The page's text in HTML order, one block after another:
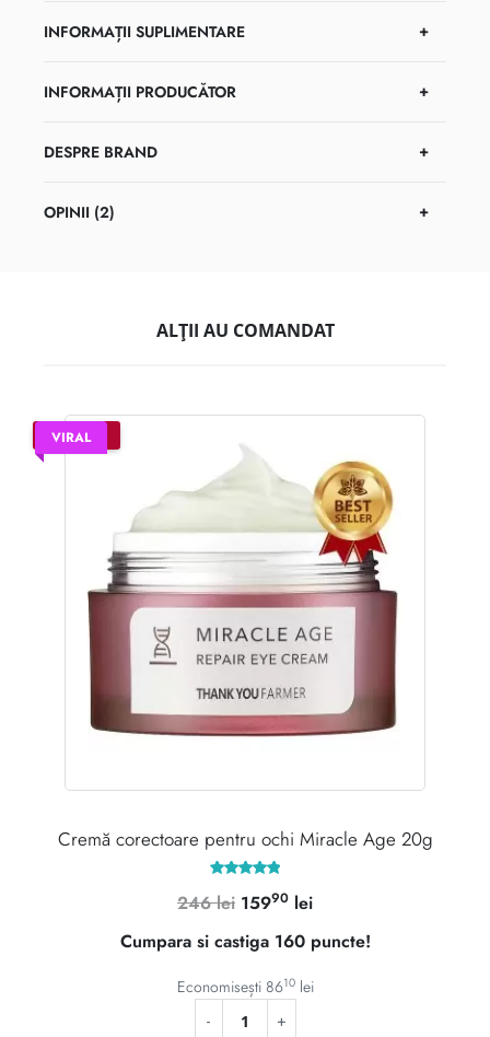
INFORMAȚII SUPLIMENTARE
INFORMAȚII PRODUCĂTOR
DESPRE BRAND
OPINII (2)
ALȚII AU COMANDAT
–35%
VIRAL
Cremă corectoare pentru ochi Miracle Age 20g
4.90
din 5
246lei Prețul
inițial
fost:
246 lei.
15990 leiPrețul
este:
15990 lei.
Cumpara si castiga 160 puncte!
Economisești 8610 lei